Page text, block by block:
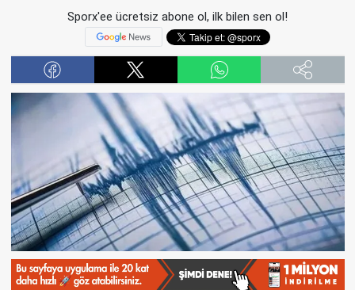
Sporx'ee ücretsiz abone ol, ilk bilen sen ol!